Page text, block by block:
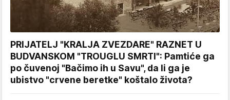
PRIJATELJ "KRALJA ZVEZDARE" RAZNET U
BUDVANSKOM "TROUGLU SMRTI": Pamtiće ga
po čuvenoj "Bačimo ih u Savu", da li ga je
ubistvo "crvene beretke" koštalo života?